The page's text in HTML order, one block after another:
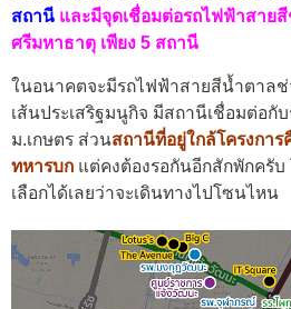
สถานี และมีจุดเชื่อมต่อรถไฟฟ้าสาย
ศรีมหาธาตุ เพียง 5 สถานี
ในอนาคตจะมีรถไฟฟ้าสายสีน้ำตาล
เส้นประเสริฐมนูกิจ มีสถานีเชื่อมต่อกั
ม.เกษตร ส่วนสถานีที่อยู่ใกล้โครงกา
ทหารบก แต่คงต้องรอกันอีกสักพักครั
เลือกได้เลยว่าจะเดินทางไปโซนไหน